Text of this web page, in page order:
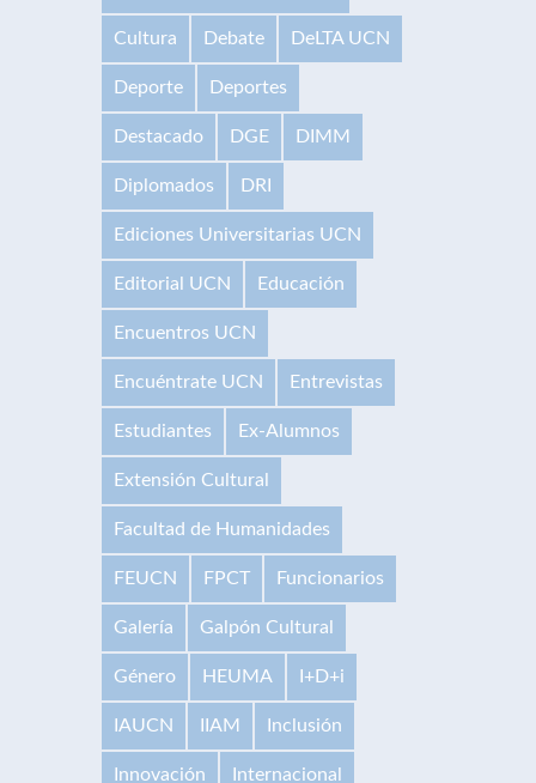
Cultura Debate DeLTA UCN
Deporte Deportes
Destacado DGE DIMM
Diplomados DRI
Ediciones Universitarias UCN
Editorial UCN Educación
Encuentros UCN
Encuéntrate UCN Entrevistas
Estudiantes Ex-Alumnos
Extensión Cultural
Facultad de Humanidades
FEUCN FPCT Funcionarios
Galería Galpón Cultural
Género HEUMA I+D+i
IAUCN IIAM Inclusión
Innovación Internacional